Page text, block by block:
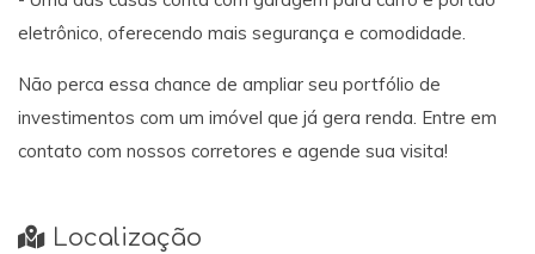
eletrônico, oferecendo mais segurança e comodidade.
Não perca essa chance de ampliar seu portfólio de
investimentos com um imóvel que já gera renda. Entre em
contato com nossos corretores e agende sua visita!
Localização